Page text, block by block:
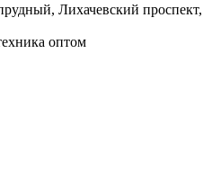
Лихачевский проспект,
оптом